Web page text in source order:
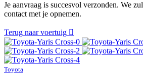
Je aanvraag is succesvol verzonden. We
contact met je opnemen.
Terug naar voertuig
Toyota